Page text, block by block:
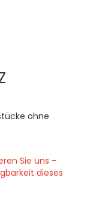
ohne
Sie uns -
dieses